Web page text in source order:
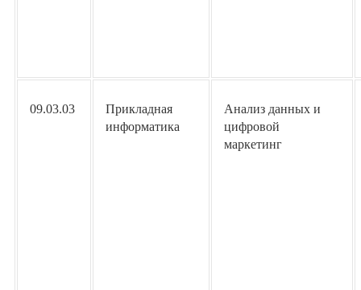
09.03.03
Прикладная
информатика
Анализ данных и
цифровой
маркетинг